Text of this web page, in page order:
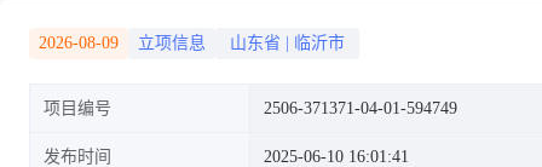
光伏项目
2026-08-09 立项信息 山东省 临沂市
项目编号 2506-371371-04-01-594749
发布时间 2025-06-10 16:01:41